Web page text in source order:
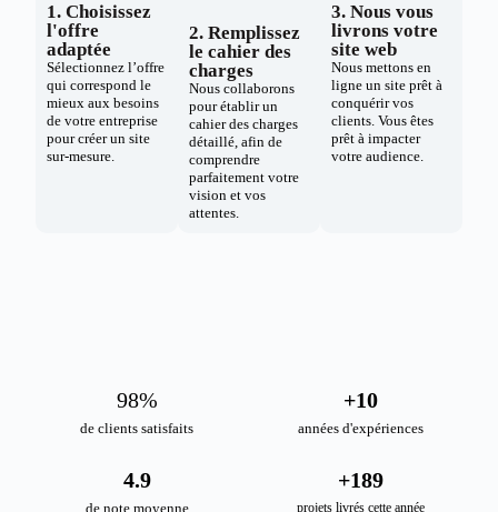
1. Choisissez
l'offre
adaptée
Sélectionnez l’offre
qui correspond le
mieux aux besoins
de votre entreprise
pour créer un site
sur-mesure.
2. Remplissez
le cahier des
charges
Nous collaborons
pour établir un
cahier des charges
détaillé, afin de
comprendre
parfaitement votre
vision et vos
attentes.
3. Nous vous
livrons votre
site web
Nous mettons en
ligne un site prêt à
conquérir vos
clients. Vous êtes
prêt à impacter
votre audience.
de clients satisfaits
98%
années d'expériences
+10
de note moyenne
4.9
projets livrés cette année
+189